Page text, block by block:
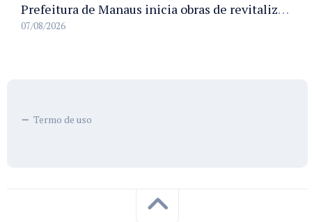
Prefeitura de Manaus inicia obras de revitalização na passarela Max Teixeira para ampliar segurança e mobilidade urbana
07/08/2026
Termo de uso